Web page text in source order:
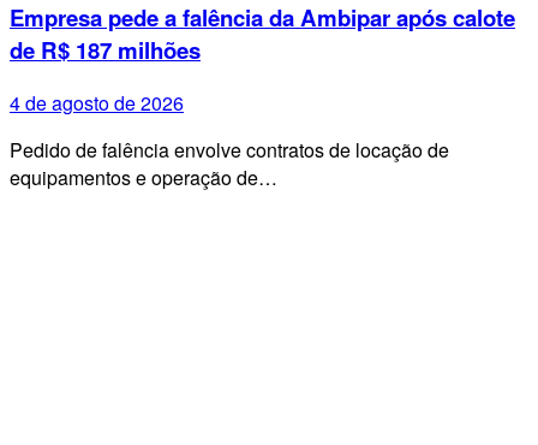
Empresa pede a falência da Ambipar após calote
de R$ 187 milhões
4 de agosto de 2026
Pedido de falência envolve contratos de locação de
equipamentos e operação de…